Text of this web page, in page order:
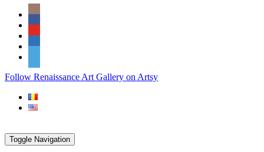
Skip
content
Social
Icons
PARTENER
Follow Renaissance Art Gallery on Artsy
Toggle Navigation